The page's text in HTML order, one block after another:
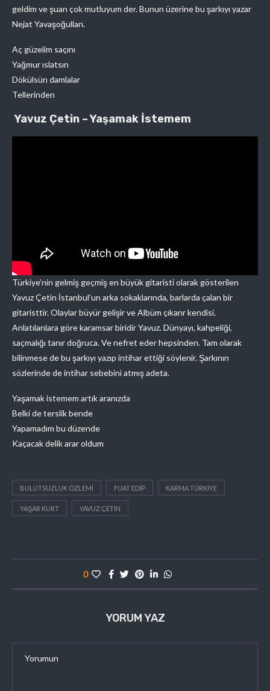
geldim ve şuan çok mutluyum der. Bunun üzerine bu şarkıyı yazar
Nejat Yavaşoğulları.
Aç güzelim saçını
Yağmur ıslatsın
Dökülsün damlalar
Tellerinden
Yavuz Çetin – Yaşamak İstemem
Türkiye’nin gelmiş geçmiş en büyük gitaristi olarak gösterilen
Yavuz Çetin İstanbul’un arka sokaklarında, barlarda çalan bir
gitaristtir. Olaylar büyür gelişir ve Albüm çıkarır kendisi.
Anlatılanlara göre karamsar biridir Yavuz. Dünyayı, kahpeliği,
saçmalığı tanır doğruca. Ve nefret eder hepsinden. Tam olarak
bilinmese de bu şarkıyı yazıp intihar ettiği söylenir. Şarkının
sözlerinde de intihar sebebini atmış adeta.
Yaşamak istemem artık aranızda
Belki de terslik bende
Yapamadım bu düzende
Kaçacak delik arar oldum
BULUTSUZLUK ÖZLEMI FUAT EDIP KARMA TÜRKIYE
YAŞAR KURT YAVUZ ÇETIN
0
YORUM YAZ